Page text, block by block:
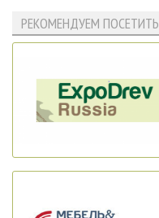
РЕКОМЕНДУЕМ ПОСЕТИТЬ